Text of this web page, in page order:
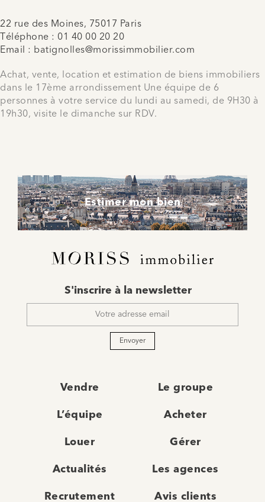
22 rue des Moines, 75017 Paris
Téléphone : 01 40 00 20 20
Email : batignolles@morissimmobilier.com
Achat, vente, location et estimation de biens immobiliers
dans le 17ème arrondissement Une équipe de 6
personnes à votre service du lundi au samedi, de 9H30 à
19h30, visite le dimanche sur RDV.
Estimer mon bien
mail
S'inscrire à la newsletter
Envoyer
Vendre Le groupe
L’équipe Acheter
Louer Gérer
Actualités Les agences
Recrutement Avis clients